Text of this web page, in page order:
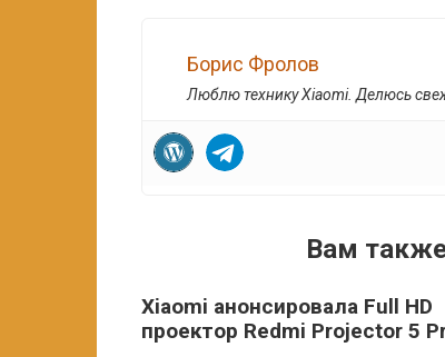
Борис Фролов
Люблю технику Xiaomi. Делюсь
Вам
Xiaomi анонсировала Full HD
проектор Redmi Projector 5